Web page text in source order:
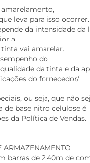
amarelamento,
leva para isso ocorrer.
da intensidade da
a
vai amarelar.
do
da tinta e da
do fornecedor/
ou seja, que não
de base nitro celulose é
da Política de Vendas.
ARMAZENAMENTO
barras de 2,40m de